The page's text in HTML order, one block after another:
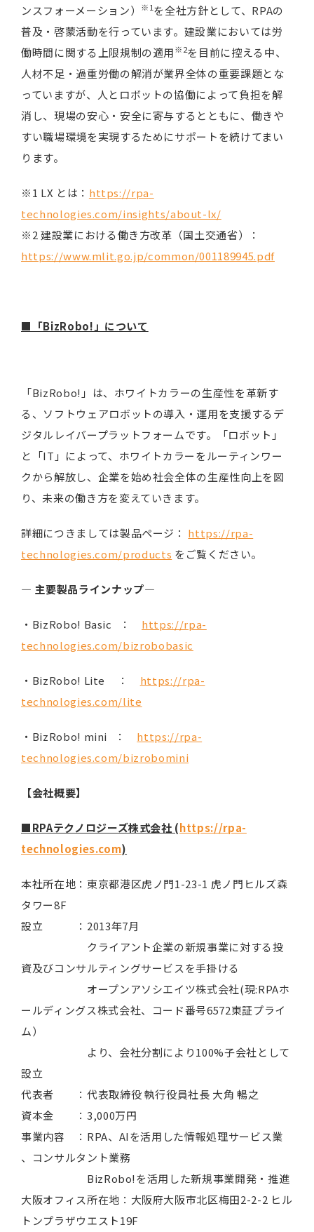
ンスフォーメーション） ※1を全社方針として、RPAの
普及・啓蒙活動を行っています。建設業においては労
働時間に関する上限規制の適用※2を目前に控える中、
人材不足・過重労働の解消が業界全体の重要課題とな
っていますが、人とロボットの協働によって負担を解
消し、現場の安心・安全に寄与するとともに、働きや
すい職場環境を実現するためにサポートを続けてまい
ります。
※1 LX とは： https://rpa-
technologies.com/insights/about-lx/
※2 建設業における働き方改革（国土交通省）：
https://www.mlit.go.jp/common/001189945.pdf
■「BizRobo!」について
「BizRobo!」は、ホワイトカラーの生産性を革新す
る、ソフトウェアロボットの導入・運用を支援するデ
ジタルレイバープラットフォームです。「ロボット」
と「IT」によって、ホワイトカラーをルーティンワー
クから解放し、企業を始め社会全体の生産性向上を図
り、未来の働き方を変えていきます。
詳細につきましては製品ページ： https://rpa-
technologies.com/products をご覧ください。
― 主要製品ラインナップ―
・BizRobo! Basic ： https://rpa-
technologies.com/bizrobobasic
・BizRobo! Lite ： https://rpa-
technologies.com/lite
・BizRobo! mini ： https://rpa-
technologies.com/bizrobomini
【会社概要】
■RPAテクノロジーズ株式会社 (https://rpa-
technologies.com)
本社所在地：東京都港区虎ノ門1-23-1 虎ノ門ヒルズ森
タワー8F
設立 ：2013年7月
クライアント企業の新規事業に対する投
資及びコンサルティングサービスを手掛ける
オープンアソシエイツ株式会社(現:RPAホ
ールディングス株式会社、コード番号6572東証プライ
ム）
より、会社分割により100%子会社として
設立
代表者 ：代表取締役 執行役員社長 大角 暢之
資本金 ：3,000万円
事業内容 ：RPA、AIを活用した情報処理サービス業
、コンサルタント業務
BizRobo!を活用した新規事業開発・推進
大阪オフィス所在地：大阪府大阪市北区梅田2-2-2 ヒル
トンプラザウエスト19F